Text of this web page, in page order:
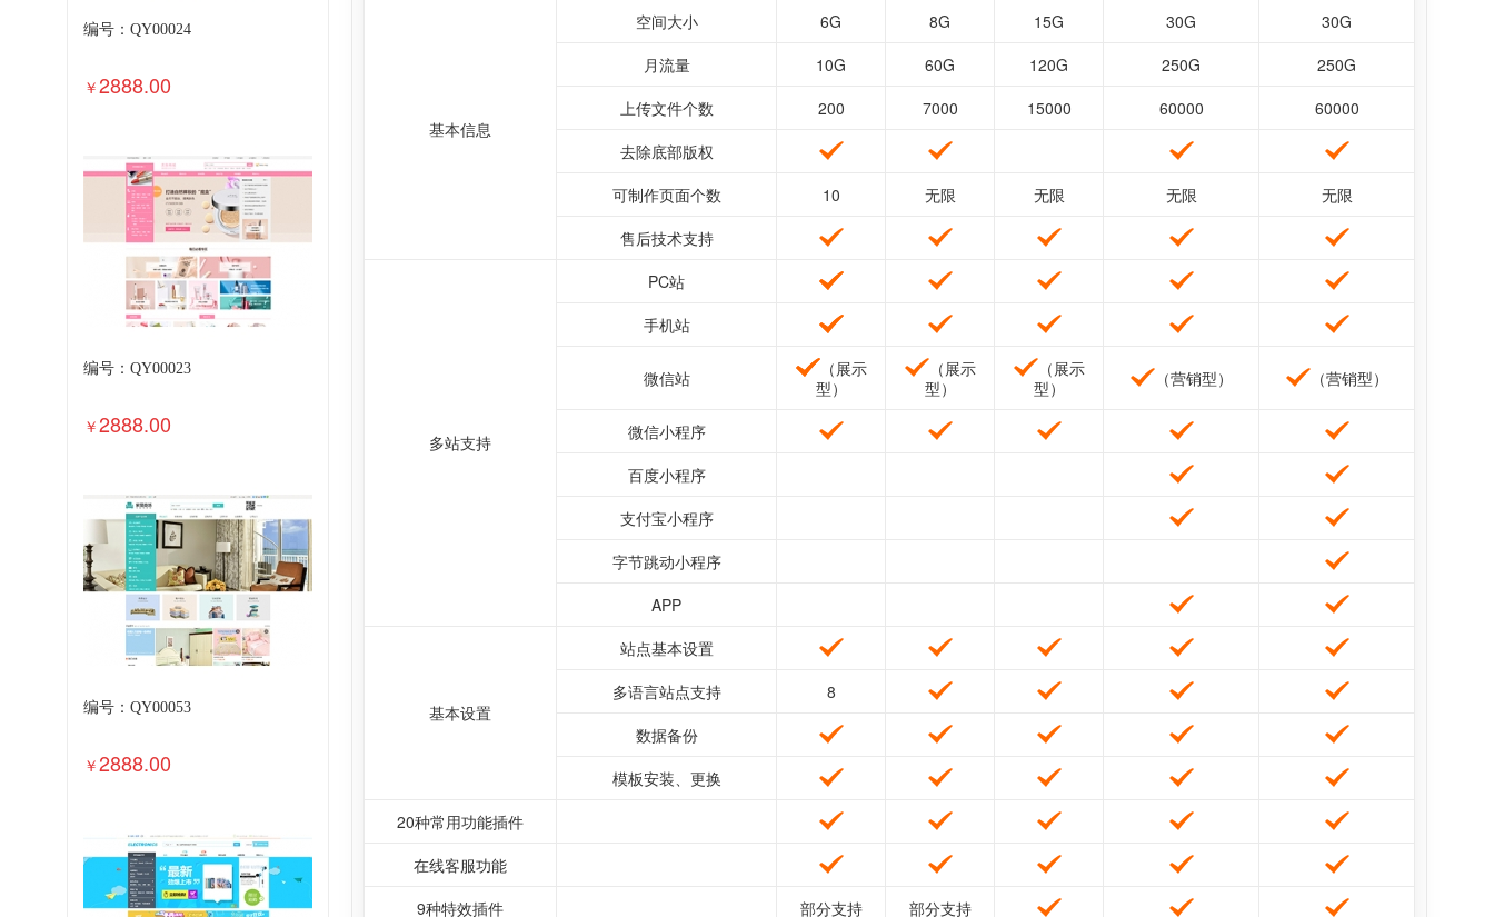
编号：QY00024
￥2888.00
编号：QY00023
￥2888.00
编号：QY00053
￥2888.00
基本信息
空间大小 6G 8G 15G 30G
30G
月流量
10G 60G 120G 250G
250G
上传文件个数
200 7000 15000 60000
60000
去除底部版权
可制作页面个数
10 无限 无限 无限
无限
售后技术支持
多站支持
PC站
手机站
微信站
（展示
型）
（展示
型）
（展示
型）
（营销型） （营销型）
微信小程序
百度小程序
支付宝小程序
字节跳动小程序
APP
基本设置
站点基本设置
多语言站点支持
8
数据备份
模板安装、更换
20种常用功能插件
在线客服功能
9种特效插件
部分支持
部分支持